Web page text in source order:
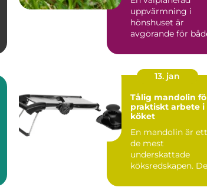
uppvärmning i
hönshuset är
avgörande för
13. jan
Tålig mandolin
praktiskt arbete i
köket
En mandolin är
de mest
underskattade
köksredskapen.
drama...